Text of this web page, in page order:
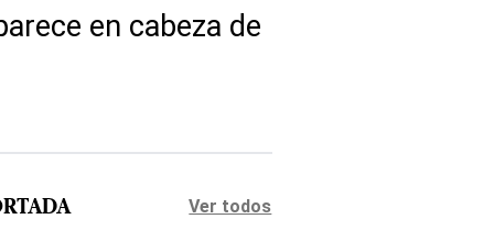
en cabeza de
Ver todos